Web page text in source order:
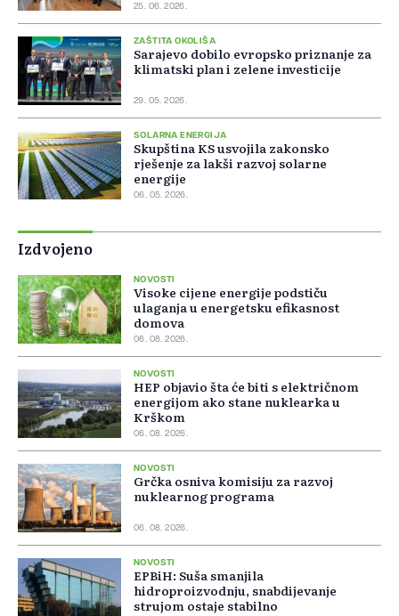
25. 06. 2026.
ZAŠTITA OKOLIŠA
Sarajevo dobilo evropsko priznanje za
klimatski plan i zelene investicije
29. 05. 2026.
SOLARNA ENERGIJA
Skupština KS usvojila zakonsko
rješenje za lakši razvoj solarne
energije
06. 05. 2026.
Izdvojeno
NOVOSTI
Visoke cijene energije podstiču
ulaganja u energetsku efikasnost
domova
06. 08. 2026.
NOVOSTI
HEP objavio šta će biti s električnom
energijom ako stane nuklearka u
Krškom
06. 08. 2026.
NOVOSTI
Grčka osniva komisiju za razvoj
nuklearnog programa
06. 08. 2026.
NOVOSTI
EPBiH: Suša smanjila
hidroproizvodnju, snabdijevanje
strujom ostaje stabilno